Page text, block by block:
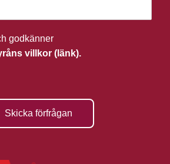
godkänner
villkor (länk).
Skicka förfrågan